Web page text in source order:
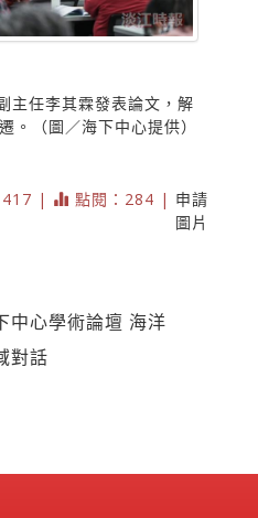
主任李其霖發表論文，解
。（圖／海下中心提供）
| 點閱：284 | 申請
圖片
中心學術論壇 海洋
對話